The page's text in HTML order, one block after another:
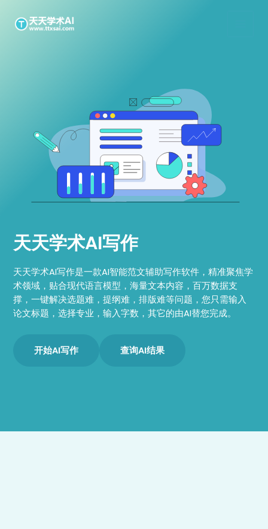
天天学术AI写作
天天学术AI写作是一款AI智能范文辅助写作软件，精准聚焦学
术领域，贴合现代语言模型，海量文本内容，百万数据支
撑，一键解决选题难，提纲难，排版难等问题，您只需输入
论文标题，选择专业，输入字数，其它的由AI替您完成。
开始AI写作 查询AI结果